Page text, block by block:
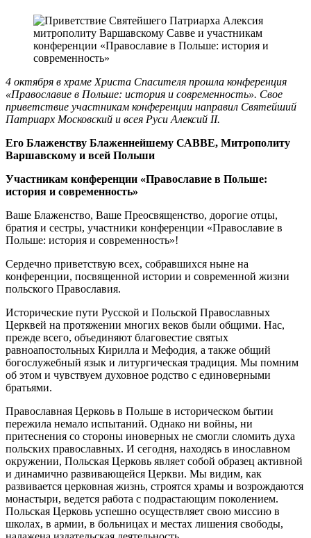
4 октября в храме Христа Спасителя прошла конференция
«Православие в Польше: история и современность». Свое
приветствие участникам конференции направил Святейший
Патриарх Московский и всея Руси Алексий II.
Его Блаженству Блаженнейшему САВВЕ, Митрополиту
Варшавскому и всей Польши
Участникам конференции «Православие в Польше:
история и современность»
Ваше Блаженство, Ваше Преосвященство, дорогие отцы,
братия и сестры, участники конференции «Православие в
Польше: история и современность»!
Сердечно приветствую всех, собравшихся ныне на
конференции, посвященной истории и современной жизни
польского Православия.
Исторические пути Русской и Польской Православных
Церквей на протяжении многих веков были общими. Нас,
прежде всего, объединяют благовестие святых
равноапостольных Кирилла и Мефодия, а также общий
богослужебный язык и литургическая традиция. Мы помним
об этом и чувствуем духовное родство с единоверными
братьями.
Православная Церковь в Польше в историческом бытии
пережила немало испытаний. Однако ни войны, ни
притеснения со стороны иноверных не смогли сломить духа
польских православных. И сегодня, находясь в инославном
окружении, Польская Церковь являет собой образец активной
и динамично развивающейся Церкви. Мы видим, как
развивается церковная жизнь, строятся храмы и возрождаются
монастыри, ведется работа с подрастающим поколением.
Польская Церковь успешно осуществляет свою миссию в
школах, в армии, в больницах и местах лишения свободы,